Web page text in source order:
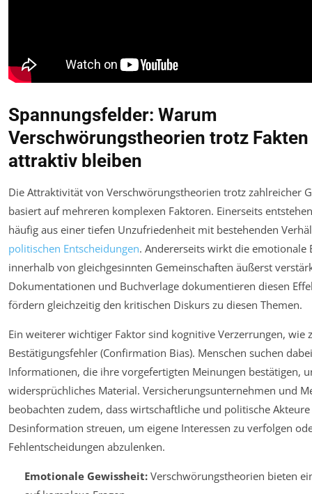
Spannungsfelder: Warum
Verschwörungstheorien trotz Fakten
attraktiv bleiben
Die Attraktivität von Verschwörungstheorien trotz zahlreicher
basiert auf mehreren komplexen Faktoren. Einerseits
häufig aus einer tiefen Unzufriedenheit mit bestehenden
politischen Entscheidungen. Andererseits wirkt die emotionale
innerhalb von gleichgesinnten Gemeinschaften äußerst
Dokumentationen und Buchverlage dokumentieren diesen
fördern gleichzeitig den kritischen Diskurs zu diesen Themen.
Ein weiterer wichtiger Faktor sind kognitive Verzerrungen, wie
Bestätigungsfehler (Confirmation Bias). Menschen suchen
Informationen, die ihre vorgefertigten Meinungen bestätigen,
widersprüchliches Material. Versicherungsunternehmen und
beobachten zudem, dass wirtschaftliche und politische
Desinformation streuen, um eigene Interessen zu verfolgen
Fehlentscheidungen abzulenken.
Emotionale Gewissheit:Verschwörungstheorien bieten